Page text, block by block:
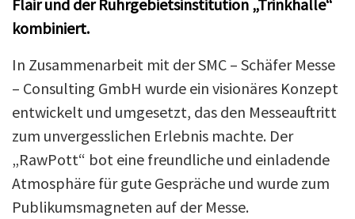
Flair und der Ruhrgebietsinstitution „Trinkhalle“
kombiniert.
In Zusammenarbeit mit der SMC – Schäfer Messe
– Consulting GmbH wurde ein visionäres Konzept
entwickelt und umgesetzt, das den Messeauftritt
zum unvergesslichen Erlebnis machte. Der
„RawPott“ bot eine freundliche und einladende
Atmosphäre für gute Gespräche und wurde zum
Publikumsmagneten auf der Messe.